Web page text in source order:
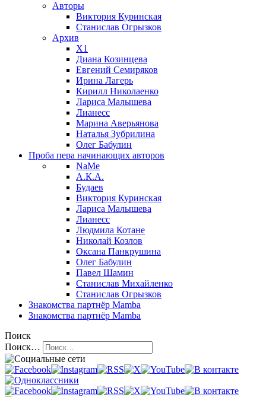
Авторы
Виктория Куринская
Станислав Огрызков
Архив
X1
Диана Козинцева
Евгений Семиряков
Ирина Лагерь
Кирилл Николаенко
Лариса Малышева
Лианесс
Марина Аверьянова
Наталья Зубрилина
Олег Бабулин
Проба пера начинающих авторов
NaMe
А.К.А.
Будаев
Виктория Куринская
Лариса Малышева
Лианесс
Людмила Котане
Николай Козлов
Оксана Панкрушина
Олег Бабулин
Павел Шамин
Станислав Михайленко
Станислав Огрызков
Знакомства партнёр Mamba
Знакомства партнёр Mamba
Поиск
Поиск…